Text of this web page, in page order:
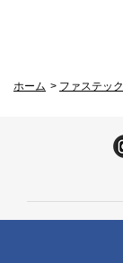
ホーム > ファステック